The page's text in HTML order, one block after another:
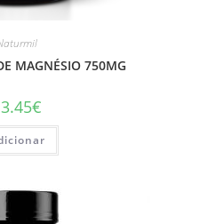
MAGNÉSIO 750MG
€